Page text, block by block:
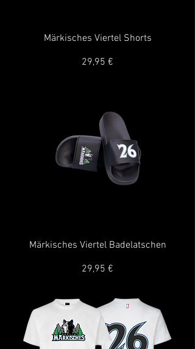
Märkisches Viertel Shorts
Preis
29,95 €
Märkisches Viertel Badelatschen
Preis
29,95 €